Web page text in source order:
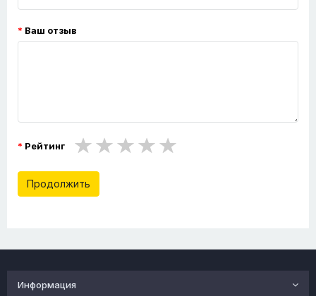
Ваш отзыв
Рейтинг
Продолжить
Информация